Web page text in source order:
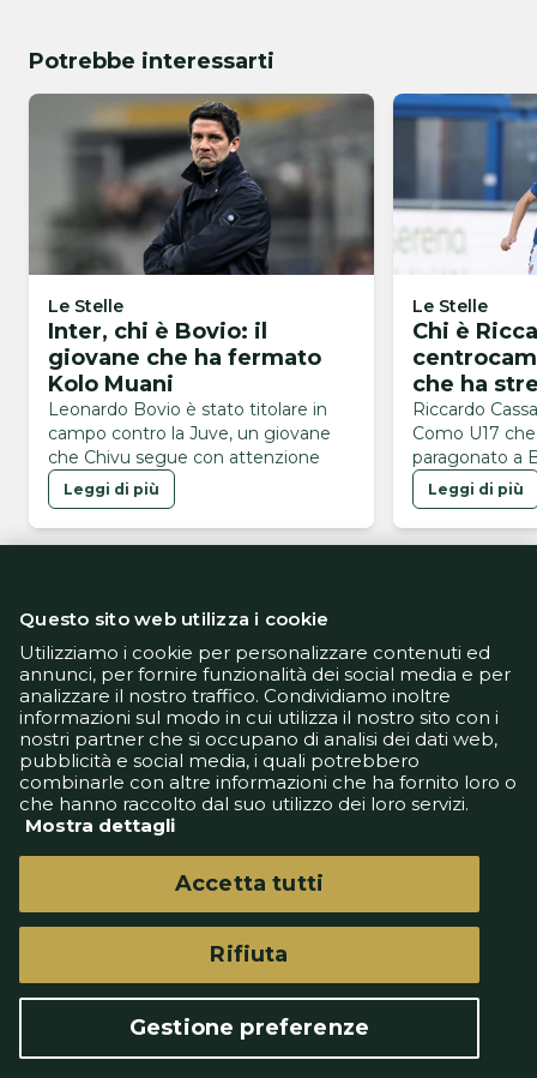
Potrebbe interessarti
Le Stelle
Inter, chi è Bovio: il
giovane che ha fermato
Kolo Muani
Leonardo Bovio è stato titolare in
campo contro la Juve, un giovane
che Chivu segue con attenzione
Leggi di più
Le Stelle
Chi è
che ha
Riccardo
Como U17
paragonato a
Leggi di più
Informativa Privacy
Informativa Cookie
Tech App
Gestione preferenze
support@goldbetlive.it
GoldBetlive è un sito di GBO Italy Spa
Questo sito non rappresenta una testata
giornalistica in quanto viene aggiornato senza
alcuna periodicità.
Questo sito web utilizza i cookie
Utilizziamo i cookie per personalizzare contenuti ed
annunci, per fornire funzionalità dei social media e per
analizzare il nostro traffico. Condividiamo inoltre
informazioni sul modo in cui utilizza il nostro sito con i
nostri partner che si occupano di analisi dei dati web,
pubblicità e social media, i quali potrebbero
combinarle con altre informazioni che ha fornito loro o
che hanno raccolto dal suo utilizzo dei loro servizi.
Mostra dettagli
Gestione preferenze
Rifiuta
Accetta tutti